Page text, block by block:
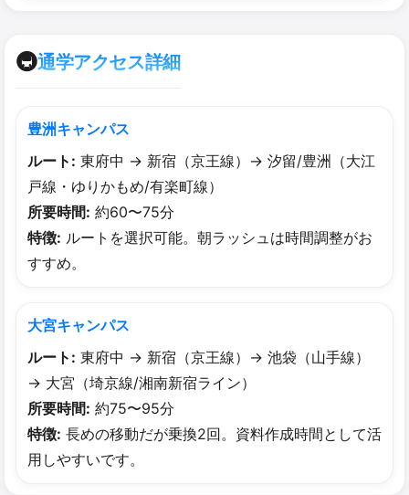
🚇通学アクセス詳細
豊洲キャンパス
ルート: 東府中 → 新宿（京王線）→ 汐留/豊洲（大江
戸線・ゆりかもめ/有楽町線）
所要時間: 約60〜75分
特徴: ルートを選択可能。朝ラッシュは時間調整がお
すすめ。
大宮キャンパス
ルート: 東府中 → 新宿（京王線）→ 池袋（山手線）
→ 大宮（埼京線/湘南新宿ライン）
所要時間: 約75〜95分
特徴: 長めの移動だが乗換2回。資料作成時間として活
用しやすいです。